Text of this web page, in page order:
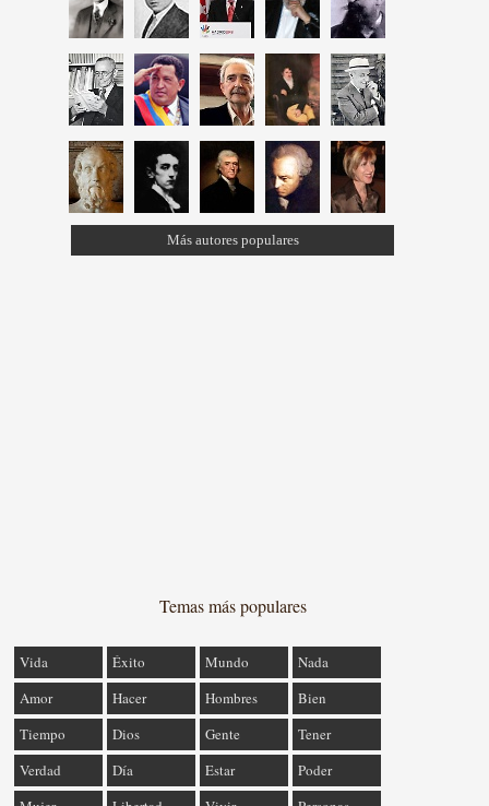
Más autores populares
Temas más populares
Vida Éxito Mundo
Nada
Amor
Hacer Hombres
Bien
Tiempo
Dios Gente
Tener
Verdad
Día Estar
Poder